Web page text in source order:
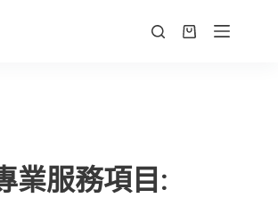
業服務項目: